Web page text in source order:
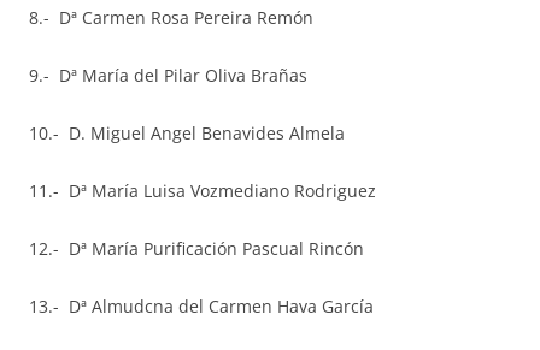
8.- Dª Carmen Rosa Pereira Remón
9.- Dª María del Pilar Oliva Brañas
10.- D. Miguel Angel Benavides Almela
11.- Dª María Luisa Vozmediano Rodriguez
12.- Dª María Purificación Pascual Rincón
13.- Dª Almudcna del Carmen Hava García